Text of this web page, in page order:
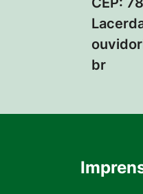
br
Seção do Rodapé e